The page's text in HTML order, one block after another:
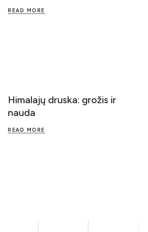
READ MORE
Himalajų druska: grožis ir
nauda
READ MORE